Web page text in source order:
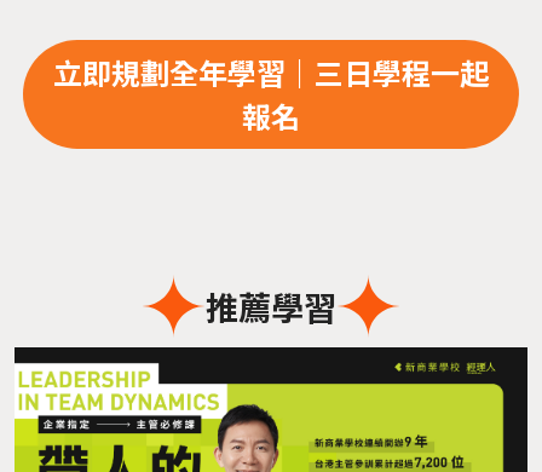
立即規劃全年學習｜三日學程一起
報名
推薦學習